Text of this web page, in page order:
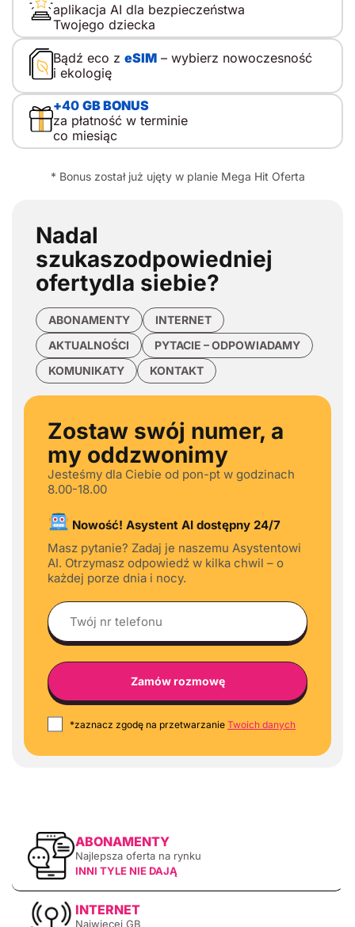
aplikacja AI dla bezpieczeństwa
Twojego dziecka
Bądź eco z eSIM– wybierz nowoczesność
i ekologię
+40 GB BONUS
za płatność w terminie
co miesiąc
* Bonus został już ujęty w planie Mega Hit Oferta
Nadal
szukaszodpowiedniej
ofertydla siebie?
ABONAMENTY
INTERNET
AKTUALNOŚCI
PYTACIE – ODPOWIADAMY
KOMUNIKATY
KONTAKT
Zostaw swój numer, a
my oddzwonimy
Jesteśmy dla Ciebie od pon-pt w godzinach
8.00-18.00
Nowość! Asystent AI dostępny 24/7
Masz pytanie? Zadaj je naszemu Asystentowi
AI. Otrzymasz odpowiedź w kilka chwil – o
każdej porze dnia i nocy.
*zaznacz zgodę na przetwarzanie Twoich danych
ABONAMENTY
Najlepsza oferta na rynku
INNI TYLE NIE DAJĄ
INTERNET
Najwięcej GB